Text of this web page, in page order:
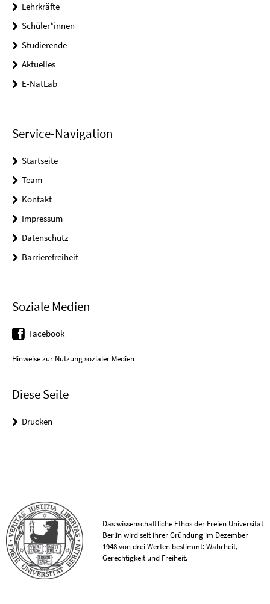
Lehrkräfte
Schüler*innen
Studierende
Aktuelles
E-NatLab
Service-Navigation
Startseite
Team
Kontakt
Impressum
Datenschutz
Barrierefreiheit
Soziale Medien
Facebook
Hinweise zur Nutzung sozialer Medien
Diese Seite
Drucken
Das wissenschaftliche Ethos der Freien Universität
Berlin wird seit ihrer Gründung im Dezember
1948 von drei Werten bestimmt: Wahrheit,
Gerechtigkeit und Freiheit.